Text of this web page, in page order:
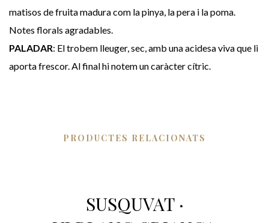
matisos de fruita madura com la pinya, la pera i la poma.
Notes florals agradables.
PALADAR: El trobem lleuger, sec, amb una acidesa viva que li
aporta frescor. Al final hi notem un caràcter cítric.
PRODUCTES RELACIONATS
SUSQUVAT ·